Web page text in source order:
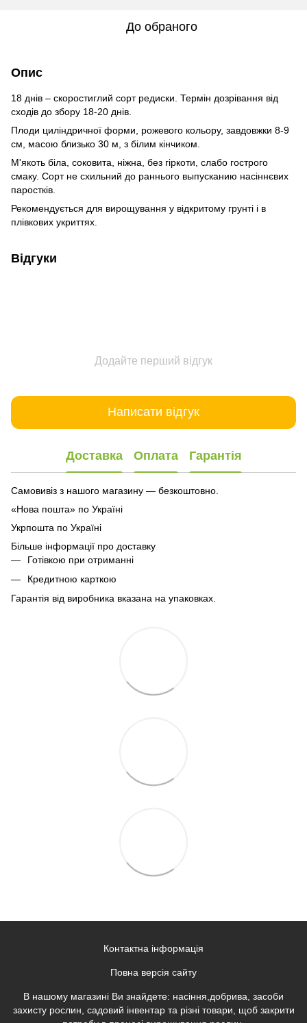
До обраного
Опис
18 днів – скоростиглий сорт редиски. Термін дозрівання від
сходів до збору 18-20 днів.
Плоди циліндричної форми, рожевого кольору, завдовжки 8-9
см, масою близько 30 м, з білим кінчиком.
М'якоть біла, соковита, ніжна, без гіркоти, слабо гострого
смаку. Сорт не схильний до раннього выпусканию насіннєвих
паростків.
Рекомендується для вирощування у відкритому грунті і в
плівкових укриттях.
Відгуки
Додайте перший відгук
Написати відгук
Доставка Оплата Гарантія
Самовивіз з нашого магазину — безкоштовно.
«Нова пошта» по Україні
Укрпошта по Україні
Більше інформації про доставку
Готівкою при отриманні
Кредитною карткою
Гарантія від виробника вказана на упаковках.
Контактна інформація
Повна версія сайту
В нашому магазині Ви знайдете: насіння,добрива, засоби
захисту рослин, садовий інвентар та різні товари, щоб закрити